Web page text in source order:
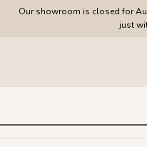
Our showroom is closed for
just